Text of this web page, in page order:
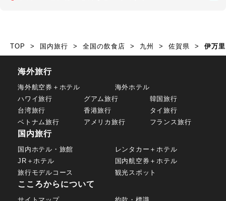
TOP 国内旅行 全国の飲食店 九州 佐賀県 伊万
海外旅行
海外航空券＋ホテル
海外ホテル
ハワイ旅行
グアム旅行
韓国旅行
台湾旅行
香港旅行
タイ旅行
ベトナム旅行
アメリカ旅行 フランス旅行
国内旅行
国内ホテル・旅館
レンタカー＋ホテル
JR＋ホテル
国内航空券＋ホテル
旅行モデルコース
観光スポット
こころからについて